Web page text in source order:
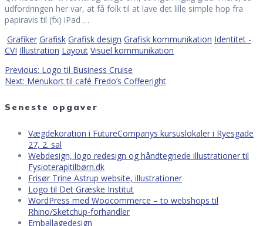
udfordringen her var, at få folk til at lave det lille simple hop fra
papiravis til (fx) iPad …
Grafiker Grafisk Grafisk design Grafisk kommunikation Identitet -
CVI Illustration Layout Visuel kommunikation
Indlægsnavigation
Previous: Previous
post:
Logo til Business Cruise
Next: Next
Menukort til café Fredo’s Coffeeright
Seneste opgaver
Vægdekoration i FutureCompanys kursuslokaler i Ryesgade
27, 2. sal
Webdesign, logo redesign og håndtegnede illustrationer til
Fysioterapitilbørn.dk
Frisør Trine Astrup website, illustrationer
Logo til Det Græske Institut
WordPress med Woocommerce – to webshops til
Rhino/Sketchup-forhandler
Emballagedesign